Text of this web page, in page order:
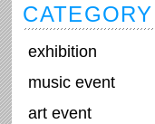
CATEGORY
exhibition
music event
art event